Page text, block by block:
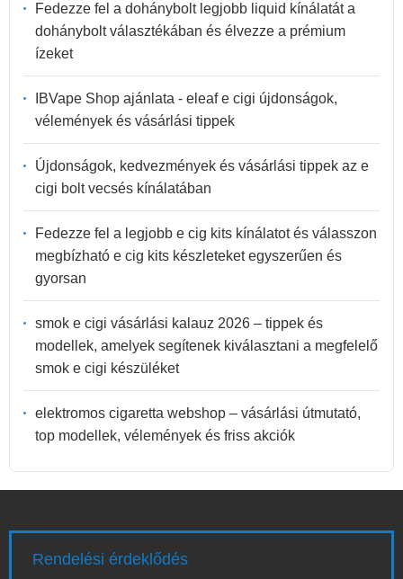
Fedezze fel a dohánybolt legjobb liquid kínálatát a
dohánybolt választékában és élvezze a prémium
ízeket
IBVape Shop ajánlata - eleaf e cigi újdonságok,
vélemények és vásárlási tippek
Újdonságok, kedvezmények és vásárlási tippek az e
cigi bolt vecsés kínálatában
Fedezze fel a legjobb e cig kits kínálatot és válasszon
megbízható e cig kits készleteket egyszerűen és
gyorsan
smok e cigi vásárlási kalauz 2026 – tippek és
modellek, amelyek segítenek kiválasztani a megfelelő
smok e cigi készüléket
elektromos cigaretta webshop – vásárlási útmutató,
top modellek, vélemények és friss akciók
Rendelési érdeklődés